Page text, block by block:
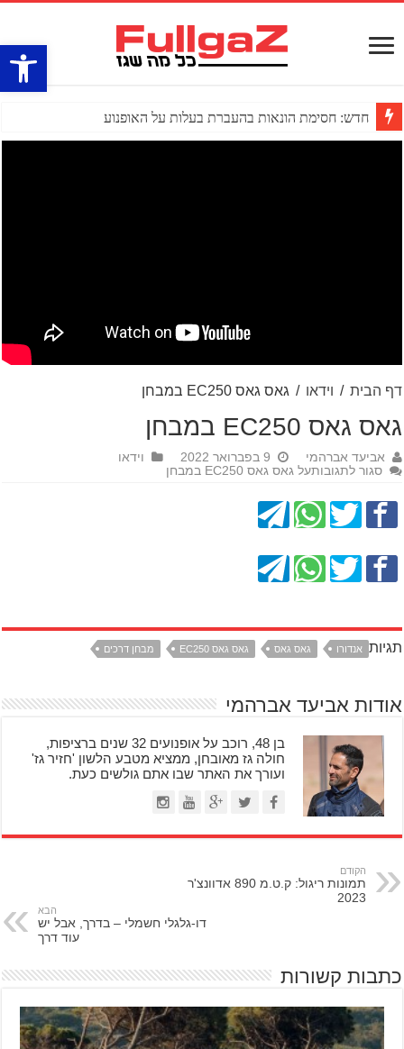
פתח
חדש: חסימת הונאות בהעברת בעלות על האופנוע
דף הבית / וידאו / גאס גאס EC250 במבחן
גאס גאס EC250 במבחן
אביעד אברהמי 9 בפברואר 2022
וידאו
סגור לתגובותעל גאס גאס EC250 במבחן
תגיות אנדורו גאס גאס גאס גאס EC250 מבחן דרכים
אודות אביעד אברהמי
בן 48, רוכב על אופנועים 32 שנים ברציפות,
חולה גז מאובחן, ממציא מטבע הלשון 'חזיר גז'
ועורך את האתר שבו אתם גולשים כעת.
הקודם
תמונות ריגול: ק.ט.מ 890 אדוונצ'ר
2023
הבא
דו-גלגלי חשמלי – בדרך, אבל יש
עוד דרך
כתבות קשורות